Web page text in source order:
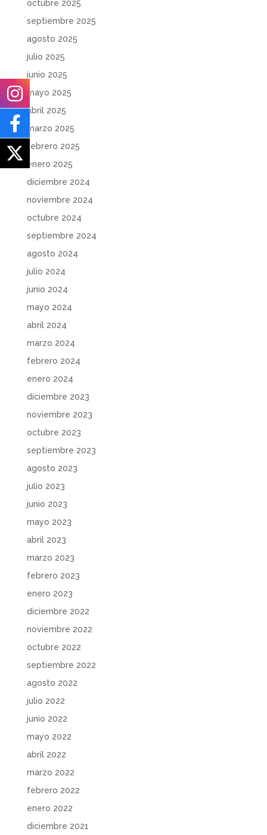
octubre 2025
septiembre 2025
agosto 2025
julio 2025
junio 2025
mayo 2025
abril 2025
marzo 2025
febrero 2025
enero 2025
diciembre 2024
noviembre 2024
octubre 2024
septiembre 2024
agosto 2024
julio 2024
junio 2024
mayo 2024
abril 2024
marzo 2024
febrero 2024
enero 2024
diciembre 2023
noviembre 2023
octubre 2023
septiembre 2023
agosto 2023
julio 2023
junio 2023
mayo 2023
abril 2023
marzo 2023
febrero 2023
enero 2023
diciembre 2022
noviembre 2022
octubre 2022
septiembre 2022
agosto 2022
julio 2022
junio 2022
mayo 2022
abril 2022
marzo 2022
febrero 2022
enero 2022
diciembre 2021